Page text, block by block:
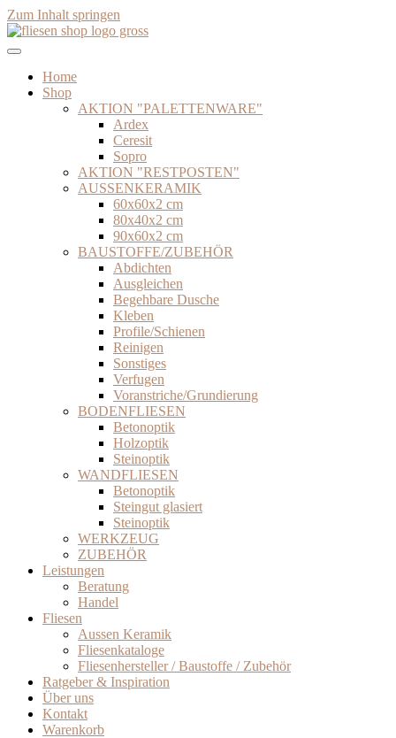
Zum Inhalt springen
Home
Shop
AKTION "PALETTENWARE"
Ardex
Ceresit
Sopro
AKTION "RESTPOSTEN"
AUSSENKERAMIK
60x60x2 cm
80x40x2 cm
90x60x2 cm
BAUSTOFFE/ZUBEHÖR
Abdichten
Ausgleichen
Begehbare Dusche
Kleben
Profile/Schienen
Reinigen
Sonstiges
Verfugen
Voranstriche/Grundierung
BODENFLIESEN
Betonoptik
Holzoptik
Steinoptik
WANDFLIESEN
Betonoptik
Steingut glasiert
Steinoptik
WERKZEUG
ZUBEHÖR
Leistungen
Beratung
Handel
Fliesen
Aussen Keramik
Fliesenkataloge
Fliesenhersteller / Baustoffe / Zubehör
Ratgeber & Inspiration
Über uns
Kontakt
Warenkorb